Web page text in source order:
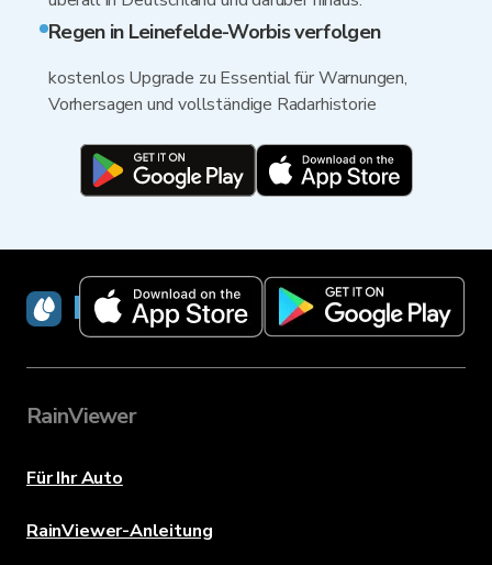
Regen in Leinefelde-Worbis verfolgen
kostenlos Upgrade zu Essential für Warnungen,
Vorhersagen und vollständige Radarhistorie
RainViewer
RainViewer
Für Ihr Auto
RainViewer-Anleitung